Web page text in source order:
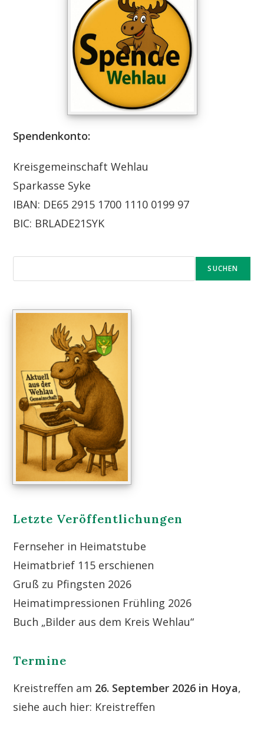
Spendenkonto:
Kreisgemeinschaft Wehlau
Sparkasse Syke
IBAN: DE65 2915 1700 1110 0199 97
BIC: BRLADE21SYK
SUCHEN
Letzte Veröffentlichungen
Fernseher in Heimatstube
Heimatbrief 115 erschienen
Gruß zu Pfingsten 2026
Heimatimpressionen Frühling 2026
Buch „Bilder aus dem Kreis Wehlau“
Termine
Kreistreffen am 26. September 2026 in Hoya,
siehe auch hier: Kreistreffen